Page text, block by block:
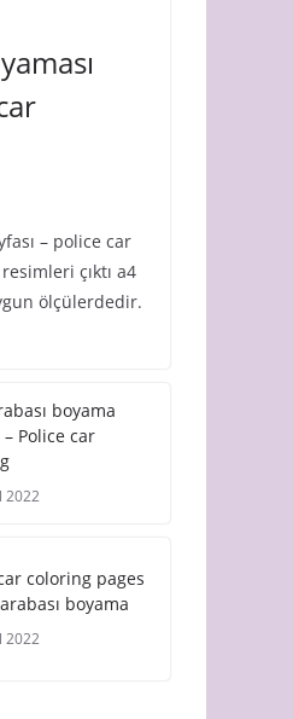
– police car
çıktı a4
ölçülerdedir.
boyama
– Police car
2022
coloring pages
boyama
2022